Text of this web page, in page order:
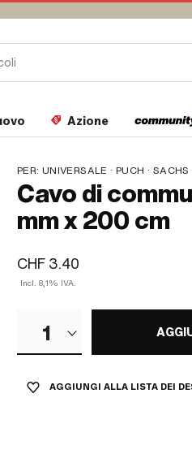
Azione
PER: UNIVERSALE · PUCH · SACHS ·
Cavo di
mm x 200 cm
CHF 3.40
Incl. 8,1% IVA.
1
AGGIUNGI ALLA LISTA DEI